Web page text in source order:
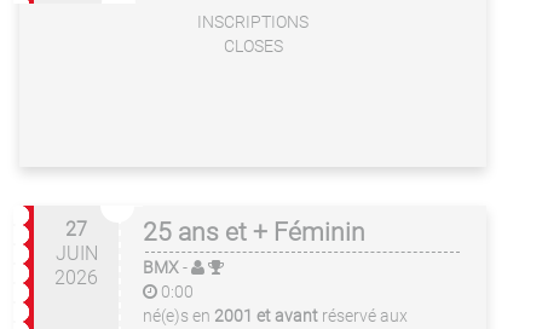
INSCRIPTIONS
CLOSES
27
JUIN
2026
25 ans et + Féminin
BMX-
0:00
né(e)s en 2001 et avant réservé aux